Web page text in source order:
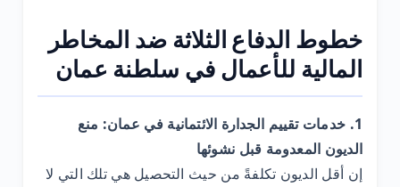
خطوط الدفاع الثلاثة ضد المخاطر
المالية للأعمال في سلطنة عمان
1. خدمات تقييم الجدارة الائتمانية في عمان: منع
الديون المعدومة قبل نشوئها
إن أقل الديون تكلفةً من حيث التحصيل هي تلك التي لا